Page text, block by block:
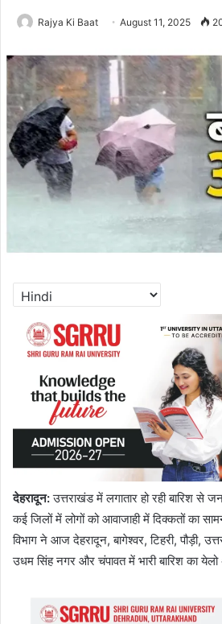
Rajya Ki Baat August 11, 2025
देहरादून:उत्तराखंड में लगातार हो रही बारिश से
कई जिलों में लोगों को आवाजाही में दिक्कतों का
विभाग ने आज देहरादून, बागेश्वर, टिहरी, पौड़ी,
उधम सिंह नगर और चंपावत में भारी बारिश का येलो